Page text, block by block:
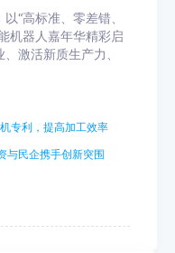
“高标准、零差错、
机器人嘉年华精彩启
激活新质生产力、
专利，提高加工效率
与民企携手创新突围